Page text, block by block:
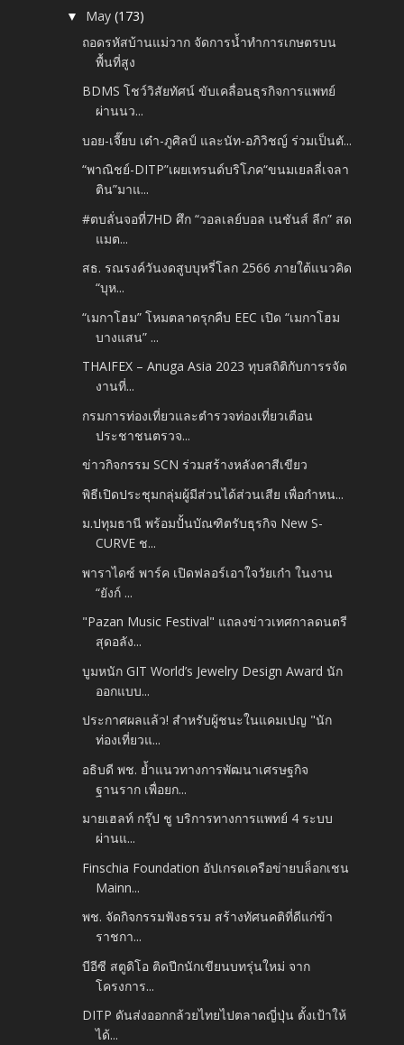
▼ May(173)
ถอดรหัสบ้านแม่วาก จัดการน้ำทำการเกษตรบน
พื้นที่สูง
BDMS โชว์วิสัยทัศน์ ขับเคลื่อนธุรกิจการแพทย์
ผ่านนว...
บอย-เจี๊ยบ เต๋า-ภูศิลป์ และนัท-อภิวิชญ์ ร่วมเป็นตั...
“พาณิชย์-DITP”เผยเทรนด์บริโภค“ขนมเยลลี่เจลา
ติน”มาแ...
#ตบลั่นจอที่7HD ศึก “วอลเลย์บอล เนชันส์ ลีก” สด
แมต...
สธ. รณรงค์วันงดสูบบุหรี่โลก 2566 ภายใต้แนวคิด
“บุห...
“เมกาโฮม” โหมตลาดรุกคืบ EEC เปิด “เมกาโฮม
บางแสน” ...
THAIFEX – Anuga Asia 2023 ทุบสถิติกับการรจัด
งานที่...
กรมการท่องเที่ยวและตำรวจท่องเที่ยวเตือน
ประชาชนตรวจ...
ข่าวกิจกรรม SCN ร่วมสร้างหลังคาสีเขียว
พิธีเปิดประชุมกลุ่มผู้มีส่วนได้ส่วนเสีย เพื่อกําหน...
ม.ปทุมธานี พร้อมปั้นบัณฑิตรับธุรกิจ New S-
CURVE ช...
พาราไดซ์ พาร์ค เปิดฟลอร์เอาใจวัยเก๋า ในงาน
“ยังก์ ...
"Pazan​ Music Festival" แถลงข่าวเทศกาลดนตรี
สุดอลัง...
บูมหนัก GIT World’s Jewelry Design Award นัก
ออกแบบ...
ประกาศผลแล้ว! สำหรับผู้ชนะในแคมเปญ "นัก
ท่องเที่ยวแ...
อธิบดี พช. ย้ำแนวทางการพัฒนาเศรษฐกิจ
ฐานราก เพื่อยก...
มายเฮลท์ กรุ๊ป ชู บริการทางการแพทย์ 4 ระบบ
ผ่านแ...
Finschia Foundation อัปเกรดเครือข่ายบล็อกเชน
Mainn...
พช. จัดกิจกรรมฟังธรรม สร้างทัศนคติที่ดีแก่ข้า
ราชกา...
บีอีซี สตูดิโอ ติดปีกนักเขียนบทรุ่นใหม่ จาก
โครงการ...
DITP ดันส่งออกกล้วยไทยไปตลาดญี่ปุ่น ตั้งเป้าให้
ได้...